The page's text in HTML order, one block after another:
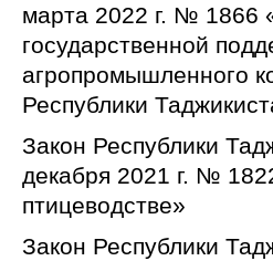
марта 2022 г. № 1866
государственной
агропромышленного
Республики
Закон Республики
декабря 2021 г. №
птицеводстве»
Закон Республики